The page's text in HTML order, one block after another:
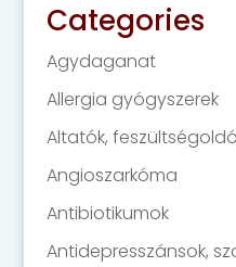
Categories
Agydaganat
Allergia gyógyszerek
Altatók,
Angioszarkóma
Antibiotikumok
Antidepresszánsok,